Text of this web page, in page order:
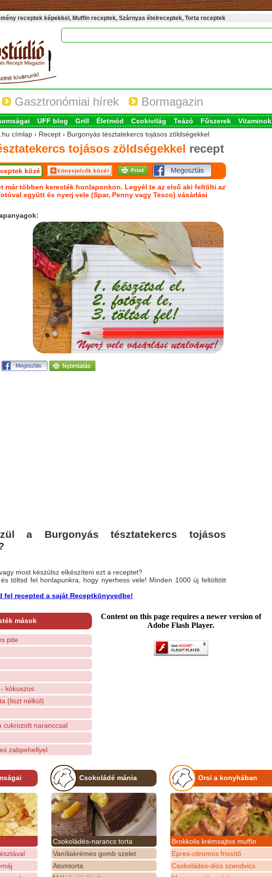
receptek képekkel, Muffin receptek, Szárnyas ételreceptek, Torta receptek
Gasztronómiai hírek Bormagazin
UFF blog Grill Életmód Csokivilág Teázó Fűszerek Vitaminok
címlap › Recept › Burgonyás tésztatekercs tojásos zöldségekkel
tojásos zöldségekkel recept
közé
már többen keresték honlaponkon. Legyél te az első aki feltölti az
együtt és nyerj vele (Spar, Penny vagy Tesco) vásárlási
a Burgonyás tésztatekercs tojásos
most készülsz elkészíteni ezt a receptet?
töltsd fel honlapunkra, hogy nyerhess vele! Minden 1000 új feltöltött
fel recepted a saját Receptkönyvedbe!
mások
pite
kókuszos
(liszt nélkül)
cukrozott naranccsal
zabpehellyel
Content on this page requires a newer version of
Adobe Flash Player.
Csokoládé mánia
Csokoládés-narancs torta
Vaníliakrémes gomb szelet
Atomtorta
Orsi a konyhában
Brokkolis krémsajtos muffin
Epres-citromos frissítő
Csokoládés-diós szendvics